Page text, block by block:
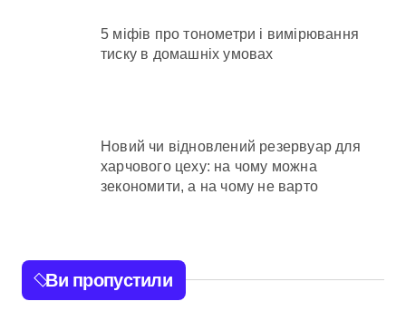
5 міфів про тонометри і вимірювання
тиску в домашніх умовах
Новий чи відновлений резервуар для
харчового цеху: на чому можна
зекономити, а на чому не варто
Ви пропустили